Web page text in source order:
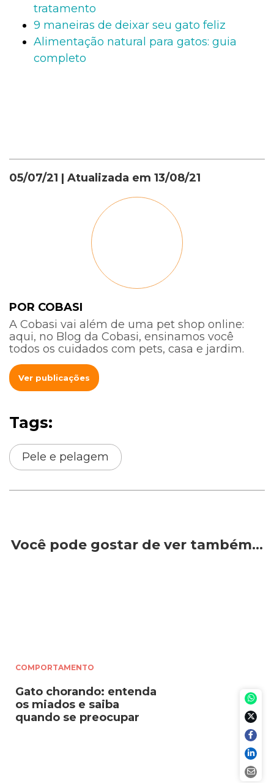
tratamento
9 maneiras de deixar seu gato feliz
Alimentação natural para gatos: guia
completo
05/07/21 | Atualizada em 13/08/21
POR COBASI
A Cobasi vai além de uma pet shop online:
aqui, no Blog da Cobasi, ensinamos você
todos os cuidados com pets, casa e jardim.
Ver publicações
Tags:
Pele e pelagem
Você pode gostar de ver também…
COMPORTAMENTO
Gato chorando: entenda
os miados e saiba
quando se preocupar